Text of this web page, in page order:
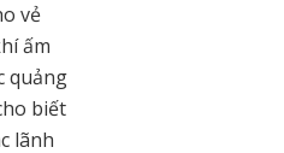
vẻ
ấm
quảng
biết
lãnh